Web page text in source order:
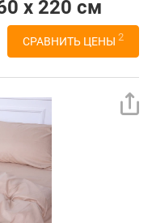
x 220 см
СРАВНИТЬ ЦЕНЫ 2